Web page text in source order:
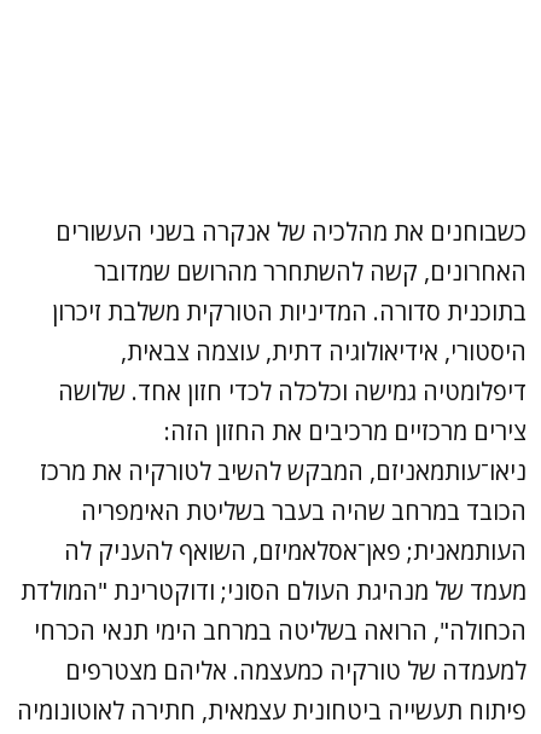
כשבוחנים את מהלכיה של אנקרה בשני העשורים
האחרונים, קשה להשתחרר מהרושם שמדובר
בתוכנית סדורה. המדיניות הטורקית משלבת זיכרון
היסטורי, אידיאולוגיה דתית, עוצמה צבאית,
דיפלומטיה גמישה וכלכלה לכדי חזון אחד. שלושה
צירים מרכזיים מרכיבים את החזון הזה:
ניאו־עותמאניזם, המבקש להשיב לטורקיה את מרכז
הכובד במרחב שהיה בעבר בשליטת האימפריה
העותמאנית; פאן־אסלאמיזם, השואף להעניק לה
מעמד של מנהיגת העולם הסוני; ודוקטרינת "המולדת
הכחולה", הרואה בשליטה במרחב הימי תנאי הכרחי
למעמדה של טורקיה כמעצמה. אליהם מצטרפים
פיתוח תעשייה ביטחונית עצמאית, חתירה לאוטונומיה